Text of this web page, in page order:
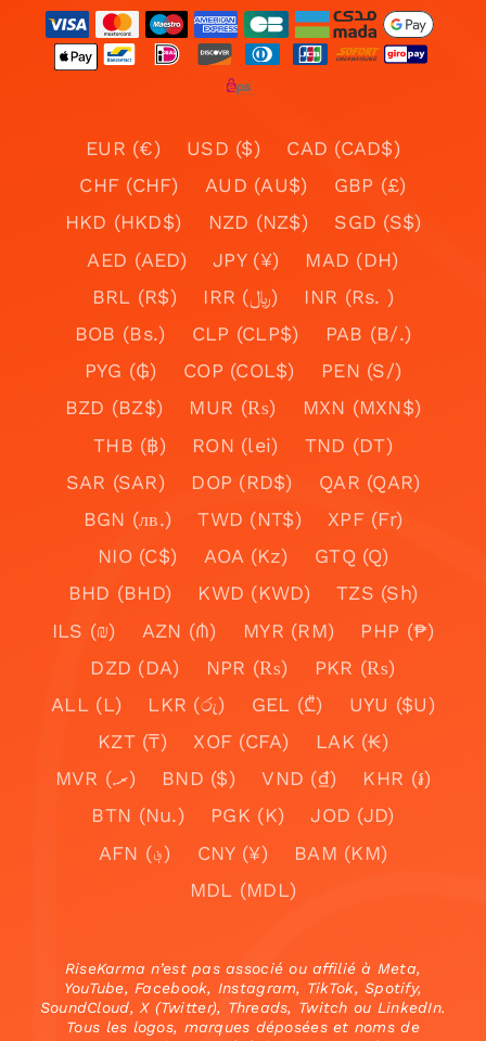
EUR (€) USD ($)
CAD (CAD$)
CHF (CHF)
AUD (AU$)
GBP (£)
HKD (HKD$)
NZD (NZ$)
SGD (S$)
AED (AED)
JPY (¥)
MAD (DH)
BRL (R$)
IRR (﷼)
INR (Rs. )
BOB (Bs.)
CLP (CLP$)
PAB (B/.)
PYG (₲)
COP (COL$)
PEN (S/)
BZD (BZ$)
MUR (₨)
MXN (MXN$)
THB (฿)
RON (lei)
TND (DT)
SAR (SAR)
DOP (RD$)
QAR (QAR)
BGN (лв.)
TWD (NT$)
XPF (Fr)
NIO (C$)
AOA (Kz)
GTQ (Q)
BHD (BHD)
KWD (KWD)
TZS (Sh)
ILS (₪)
AZN (₼) MYR (RM)
PHP (₱)
DZD (DA)
NPR (₨)
PKR (₨)
ALL (L)
LKR (රු) GEL (₾)
UYU ($U)
KZT (₸)
XOF (CFA)
LAK (₭)
MVR (.ރ)
BND ($) VND (₫)
KHR (៛)
BTN (Nu.)
PGK (K)
JOD (JD)
AFN (؋)
CNY (¥)
BAM (KM)
MDL (MDL)
RiseKarma n’est pas associé ou affilié à Meta,
YouTube, Facebook, Instagram, TikTok, Spotify,
SoundCloud, X (Twitter), Threads, Twitch ou LinkedIn.
Tous les logos, marques déposées et noms de